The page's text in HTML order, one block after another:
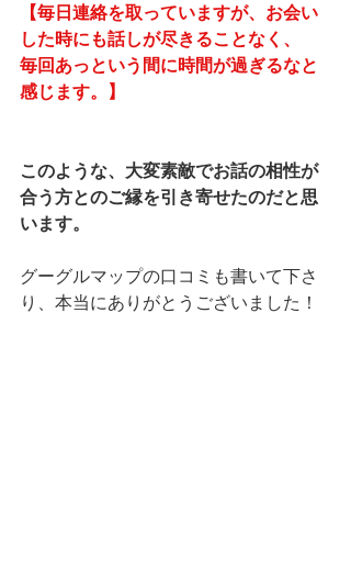
【毎日連絡を取っていますが、お会い
した時にも話しが尽きることなく、
毎回あっという間に時間が過ぎるなと
感じます。】
このような、大変素敵でお話の相性が
合う方とのご縁を引き寄せたのだと思
います。
グーグルマップの口コミも書いて下さ
り、本当にありがとうございました！